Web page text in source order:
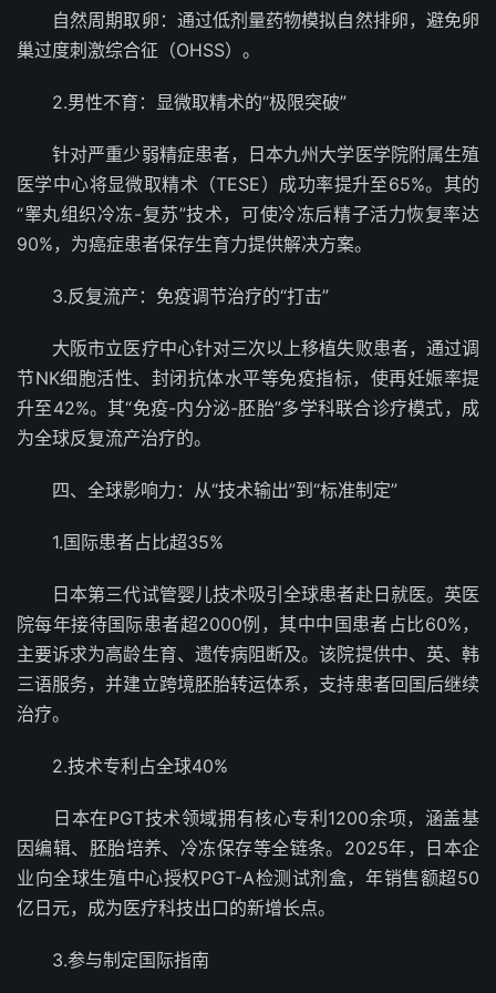
自然周期取卵：通过低剂量药物模拟自然排卵，避免卵
巢过度刺激综合征（OHSS）。
2.男性不育：显微取精术的“极限突破”
针对严重少弱精症患者，日本九州大学医学院附属生殖
医学中心将显微取精术（TESE）成功率提升至65%。其的
“睾丸组织冷冻-复苏”技术，可使冷冻后精子活力恢复率达
90%，为癌症患者保存生育力提供解决方案。
3.反复流产：免疫调节治疗的“打击”
大阪市立医疗中心针对三次以上移植失败患者，通过调
节NK细胞活性、封闭抗体水平等免疫指标，使再妊娠率提
升至42%。其“免疫-内分泌-胚胎”多学科联合诊疗模式，成
为全球反复流产治疗的。
四、全球影响力：从“技术输出”到“标准制定”
1.国际患者占比超35%
日本第三代试管婴儿技术吸引全球患者赴日就医。英医
院每年接待国际患者超2000例，其中中国患者占比60%，
主要诉求为高龄生育、遗传病阻断及。该院提供中、英、韩
三语服务，并建立跨境胚胎转运体系，支持患者回国后继续
治疗。
2.技术专利占全球40%
日本在PGT技术领域拥有核心专利1200余项，涵盖基
因编辑、胚胎培养、冷冻保存等全链条。2025年，日本企
业向全球生殖中心授权PGT-A检测试剂盒，年销售额超50
亿日元，成为医疗科技出口的新增长点。
3.参与制定国际指南